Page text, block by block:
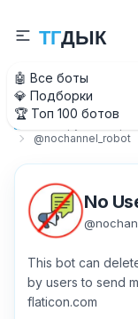
🤖 Все боты
💎 Подборки
🏆 Топ 100 ботов
ТГДЫК
Главная
@nochannel_robot
No
@
This bot can
by users to send
flaticon.com